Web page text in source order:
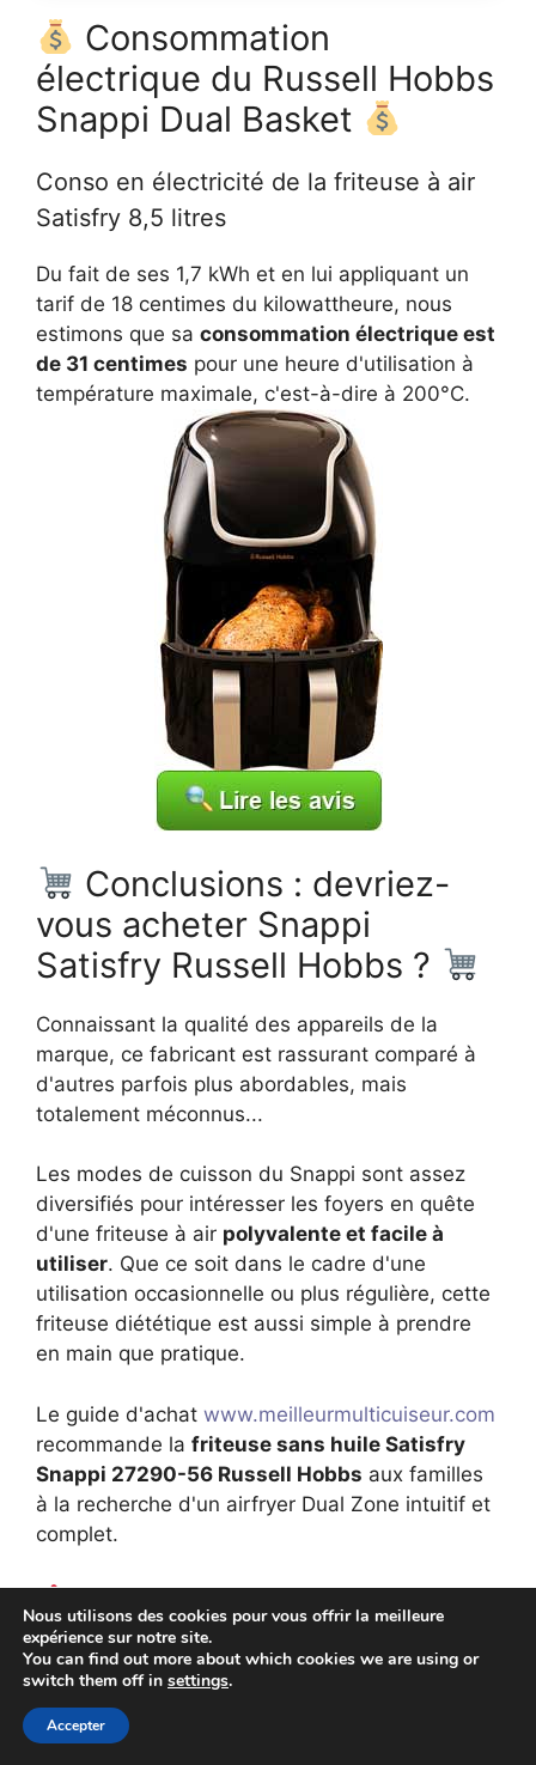
Consommation
électrique du Russell Hobbs
Snappi Dual Basket
Conso en électricité de la friteuse à air
Satisfry 8,5 litres
Du fait de ses 1,7 kWh et en lui appliquant un
tarif de 18 centimes du kilowattheure, nous
estimons que sa consommation électrique est
de 31 centimes pour une heure d'utilisation à
température maximale, c'est-à-dire à 200°C.
Conclusions : devriez-
vous acheter Snappi
Satisfry Russell Hobbs ?
Connaissant la qualité des appareils de la
marque, ce fabricant est rassurant comparé à
d'autres parfois plus abordables, mais
totalement méconnus...
Les modes de cuisson du Snappi sont assez
diversifiés pour intéresser les foyers en quête
d'une friteuse à air polyvalente et facile à
utiliser. Que ce soit dans le cadre d'une
utilisation occasionnelle ou plus régulière, cette
friteuse diététique est aussi simple à prendre
en main que pratique.
Le guide d'achat www.meilleurmulticuiseur.com
recommande la friteuse sans huile Satisfry
Snappi 27290-56 Russell Hobbs aux familles
à la recherche d'un airfryer Dual Zone intuitif et
complet.
Source de l'avis
Marque Russell Hobbs.
✍️ Crédit photo
Nous utilisons des cookies pour vous offrir la meilleure
expérience sur notre site.
You can find out more about which cookies we are using or
switch them off in settings.
Accepter